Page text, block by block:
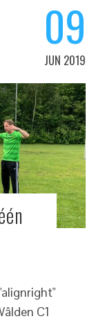
09
JUN 2019
C1